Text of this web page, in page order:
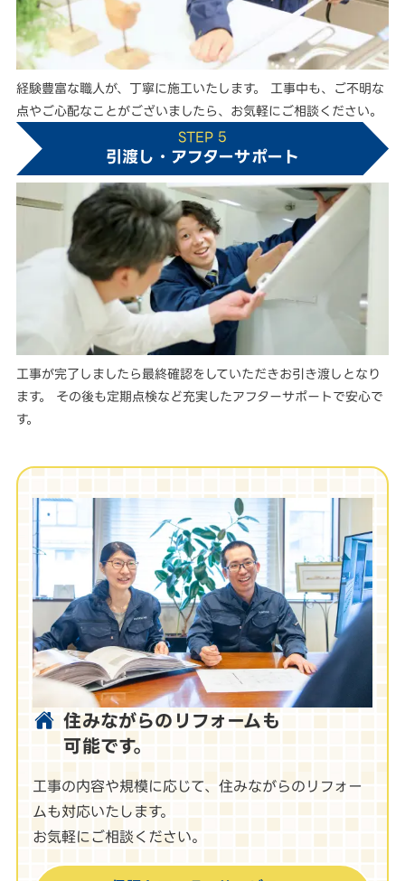
経験豊富な職人が、丁寧に施工いたします。 工事中も、ご不明な
点やご心配なことがございましたら、お気軽にご相談ください。
STEP 5
引渡し・アフターサポート
工事が完了しましたら最終確認をしていただきお引き渡しとなり
ます。 その後も定期点検など充実したアフターサポートで安心で
す。
住みながらのリフォームも
可能です。
工事の内容や規模に応じて、住みながらのリフォー
ムも対応いたします。
お気軽にご相談ください。